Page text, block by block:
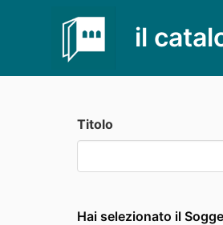
il
Titolo
Hai selezionato il